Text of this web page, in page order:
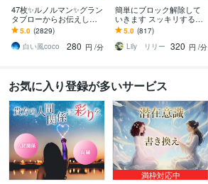
47枚✨ルノルマン✨グラン
タブローからお伝えしま
す ☪️恋愛・仕事・人間関
係✨ルノルマン1度試して
みませんか✡️
5.0 (2829)
白い風coco
280 円 /分
簡単にブロック解除して
いきます スッキリするま
で何個でも解除致します
5.0 (817)
Lily リリー 320 円 /分
お気に入り登録が多いサービス
満枠対応中